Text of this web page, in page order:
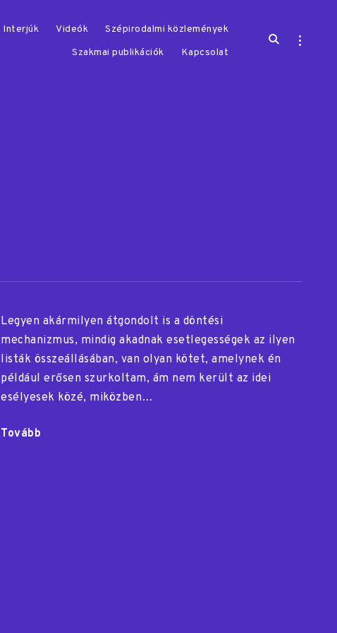
Interjúk Videók
Szépirodalmi közlemények
Szakmai publikációk
Kapcsolat
open
open
Legyen akármilyen átgondolt is a döntési
mechanizmus, mindig akadnak esetlegességek az ilyen
listák összeállásában, van olyan kötet, amelynek én
például erősen szurkoltam, ám nem került az idei
esélyesek közé, miközben…
Tovább